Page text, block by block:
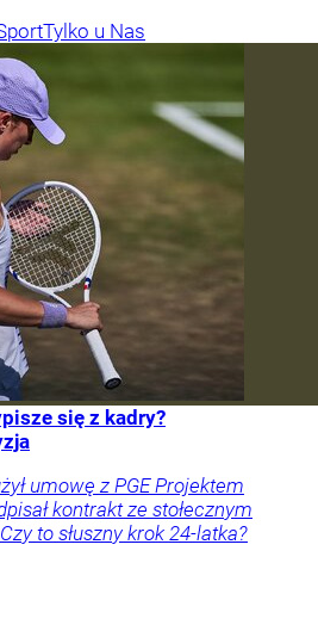
Tylko u Nas
się z kadry?
umowę z PGE Projektem
kontrakt ze stołecznym
to słuszny krok 24-latka?